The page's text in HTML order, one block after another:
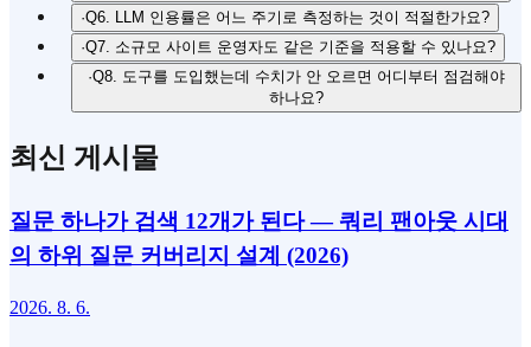
·Q6. LLM 인용률은 어느 주기로 측정하는 것이 적절한가요?
·Q7. 소규모 사이트 운영자도 같은 기준을 적용할 수 있나요?
·Q8. 도구를 도입했는데 수치가 안 오르면 어디부터 점검해야
하나요?
최신 게시물
질문 하나가 검색 12개가 된다 — 쿼리 팬아웃 시대
의 하위 질문 커버리지 설계 (2026)
2026. 8. 6.